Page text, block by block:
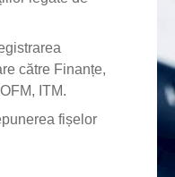
către Finanțe,
ITM.
fișelor